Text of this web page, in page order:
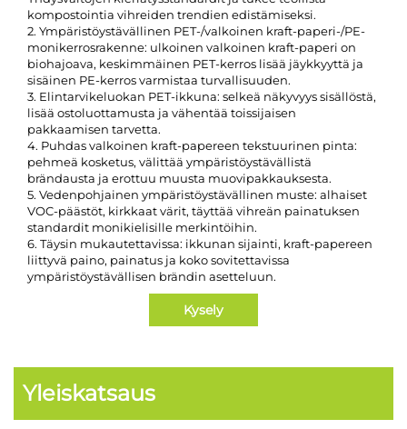
kompostointia vihreiden trendien edistämiseksi.
2. Ympäristöystävällinen PET-/valkoinen kraft-paperi-/PE-
monikerrosrakenne: ulkoinen valkoinen kraft-paperi on
biohajoava, keskimmäinen PET-kerros lisää jäykkyyttä ja
sisäinen PE-kerros varmistaa turvallisuuden.
3. Elintarvikeluokan PET-ikkuna: selkeä näkyvyys sisällöstä,
lisää ostoluottamusta ja vähentää toissijaisen
pakkaamisen tarvetta.
4. Puhdas valkoinen kraft-papereen tekstuurinen pinta:
pehmeä kosketus, välittää ympäristöystävällistä
brändausta ja erottuu muusta muovipakkauksesta.
5. Vedenpohjainen ympäristöystävällinen muste: alhaiset
VOC-päästöt, kirkkaat värit, täyttää vihreän painatuksen
standardit monikielisille merkintöihin.
6. Täysin mukautettavissa: ikkunan sijainti, kraft-papereen
liittyvä paino, painatus ja koko sovitettavissa
ympäristöystävällisen brändin asetteluun.
Kysely
Yleiskatsaus